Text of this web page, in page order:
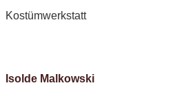
Kostümwerkstatt
Isolde Malkowski